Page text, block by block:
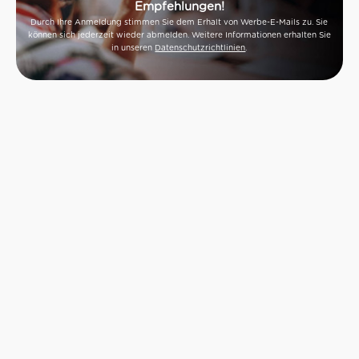
Empfehlungen!
Durch Ihre Anmeldung stimmen Sie dem Erhalt von Werbe-E-Mails zu. Sie
können sich jederzeit wieder abmelden. Weitere Informationen erhalten Sie
in unseren Datenschutzrichtlinien